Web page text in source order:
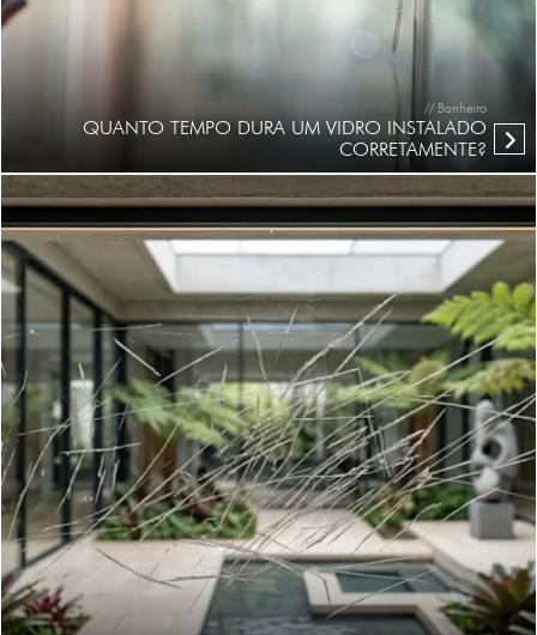
// Banheiro
QUANTO TEMPO DURA UM VIDRO INSTALADO
CORRETAMENTE?